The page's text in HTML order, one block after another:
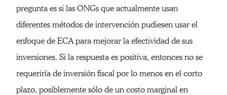
pregunta es si las ONGs que actualmente usan
diferentes métodos de intervención pudiesen usar el
enfoque de ECA para mejorar la efectividad de sus
inversiones. Si la respuesta es positiva, entonces no se
requeriría de inversión fiscal por lo menos en el corto
plazo, posiblemente sólo de un costo marginal en